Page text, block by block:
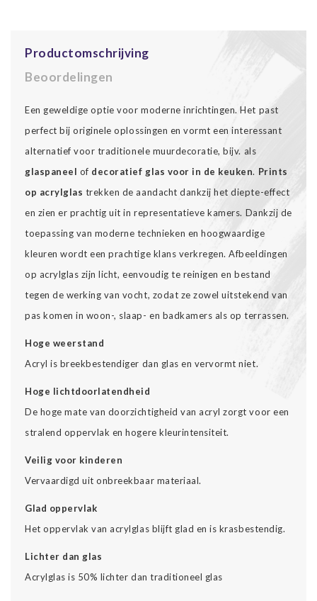
Productomschrijving
Beoordelingen
Een geweldige optie voor moderne inrichtingen. Het past
perfect bij originele oplossingen en vormt een interessant
alternatief voor traditionele muurdecoratie, bijv. als
glaspaneel of decoratief glas voor in de keuken. Prints
op acrylglas trekken de aandacht dankzij het diepte-effect
en zien er prachtig uit in representatieve kamers. Dankzij de
toepassing van moderne technieken en hoogwaardige
kleuren wordt een prachtige klans verkregen. Afbeeldingen
op acrylglas zijn licht, eenvoudig te reinigen en bestand
tegen de werking van vocht, zodat ze zowel uitstekend van
pas komen in woon-, slaap- en badkamers als op terrassen.
Hoge weerstand
Acryl is breekbestendiger dan glas en vervormt niet.
Hoge lichtdoorlatendheid
De hoge mate van doorzichtigheid van acryl zorgt voor een
stralend oppervlak en hogere kleurintensiteit.
Veilig voor kinderen
Vervaardigd uit onbreekbaar materiaal.
Glad oppervlak
Het oppervlak van acrylglas blijft glad en is krasbestendig.
Lichter dan glas
Acrylglas is 50% lichter dan traditioneel glas